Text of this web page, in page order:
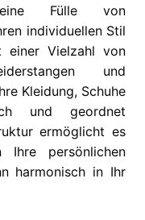
Fülle von
individuellen Stil
einer Vielzahl von
und
Kleidung, Schuhe
und geordnet
ermöglicht es
Ihre persönlichen
harmonisch in Ihr